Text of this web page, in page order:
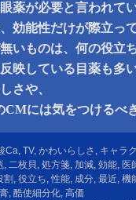
薬が必要と言われて
効能性だけが際立っ
いものは、何の役立
映している目薬も多
さや、
CMには気をつけるべ
Ca, TV, かわいらしさ , キャラ
, 二枚貝, 処方箋, 加減, 効能, 医
割 , 役立ち,性能, 成分, 最近, 機
, 酷使細分化, 高価